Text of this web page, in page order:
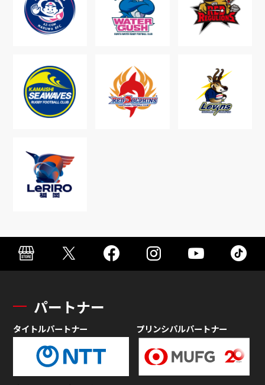
パートナー
タイトルパートナー プリンシパルパートナー